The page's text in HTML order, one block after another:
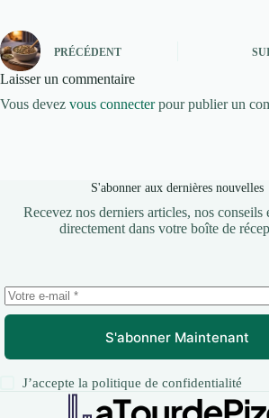
PRÉCÉDENT
Laisser un commentaire
Vous devez vous connecterpour publier un
S'abonner aux dernières nouvelles
Recevez nos derniers articles, nos conseils
directement dans votre boîte de
S'abonner Maintenant
J’accepte lapolitique de confidentialité